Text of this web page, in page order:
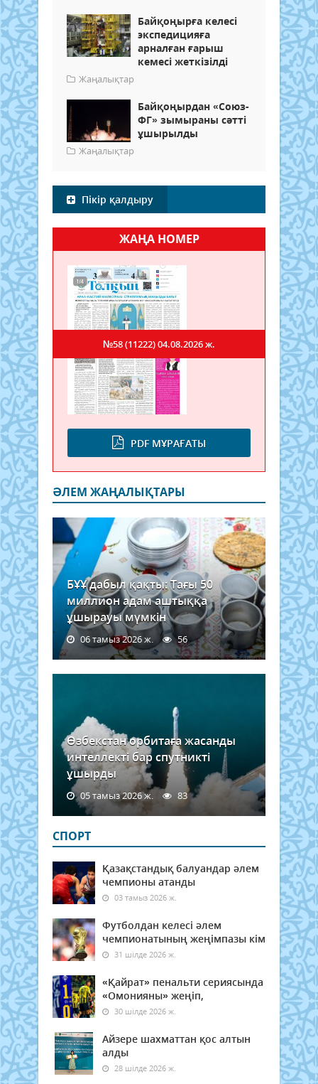
Байқоңырға келесі
экспедицияға
арналған ғарыш
кемесі жеткізілді
Жаңалықтар
Байқоңырдан «Союз-
ФГ» зымыраны сәтті
ұшырылды
Жаңалықтар
Пікір қалдыру
ЖАҢА НОМЕР
PDF МҰРАҒАТЫ
№58 (11222)04.08.2026 ж.
ӘЛЕМ ЖАҢАЛЫҚТАРЫ
БҰҰ дабыл қақты: Тағы 50
миллион адам аштыққа
ұшырауы мүмкін
06 тамыз 2026 ж. 56
Өзбекстан орбитаға жасанды
интеллекті бар спутникті
ұшырды
05 тамыз 2026 ж. 83
СПОРТ
Қазақстандық балуандар әлем
чемпионы атанды
03 тамыз 2026 ж.
Футболдан келесі әлем
чемпионатының жеңімпазы кім
31 шілде 2026 ж.
«Қайрат» пенальти сериясында
«Омонияны» жеңіп,
30 шілде 2026 ж.
Айзере шахматтан қос алтын
алды
28 шілде 2026 ж.